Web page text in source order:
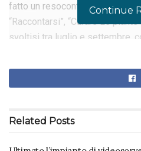
fatto un resoconto dei tre cicli
“Raccontarsi”, “Curare Le
svoltisi tra luglio e settembre,
comunale
Continue
Related Posts